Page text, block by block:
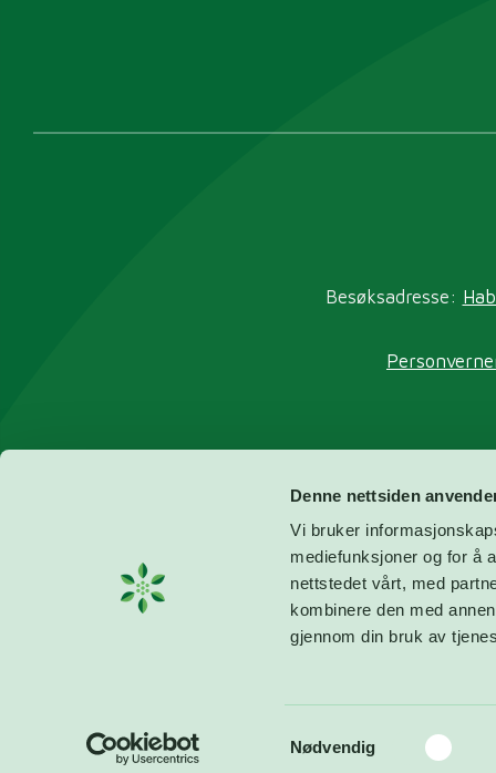
Denne nettsiden
Vi bruker
mediefunksjoner og for å
nettstedet vårt, med
kombinere den med
gjennom din bruk av
Nødvendig
Besøksadresse: